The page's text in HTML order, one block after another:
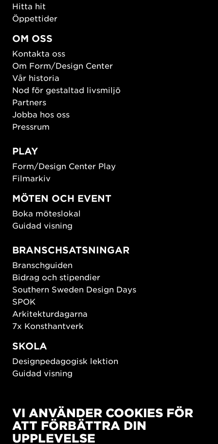
Hitta hit
Öppettider
OM OSS
Kontakta oss
Om Form/Design Center
Vår historia
Nod för gestaltad livsmiljö
Partners
Jobba hos oss
Pressrum
PLAY
Form/Design Center Play
Filmarkiv
MÖTEN OCH EVENT
Boka möteslokal
Guidad visning
BRANSCHSATSNINGAR
Branschguiden
Bidrag och stipendier
Southern Sweden Design Days
SPOK
Arkitekturdagarna
7x Konsthantverk
SKOLA
Designpedagogisk lektion
Guidad visning
New European Bauhaus
SUSTAINORDIC
Share Future Living
VI ANVÄNDER COOKIES FÖR
ATT FÖRBÄTTRA DIN
UPPLEVELSE